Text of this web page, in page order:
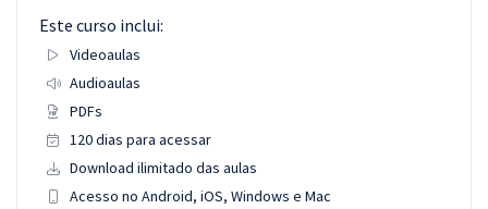
Este curso inclui:
Videoaulas
Audioaulas
PDFs
120 dias para acessar
Download ilimitado das aulas
Acesso no Android, iOS, Windows e Mac